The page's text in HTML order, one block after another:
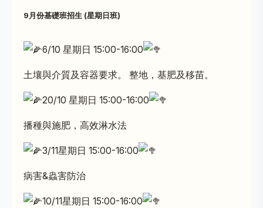
9月份基礎班招生 (星期日班)
6/10 星期日 15:00-16:00
土壤與介質及容器要求。 整地，基肥及移苗。
20/10 星期日 15:00-16:00
播種與施肥，高效淋水法
3/11星期日 15:00-16:00
病害&蟲害防治
10/11星期日 15:00-16:00